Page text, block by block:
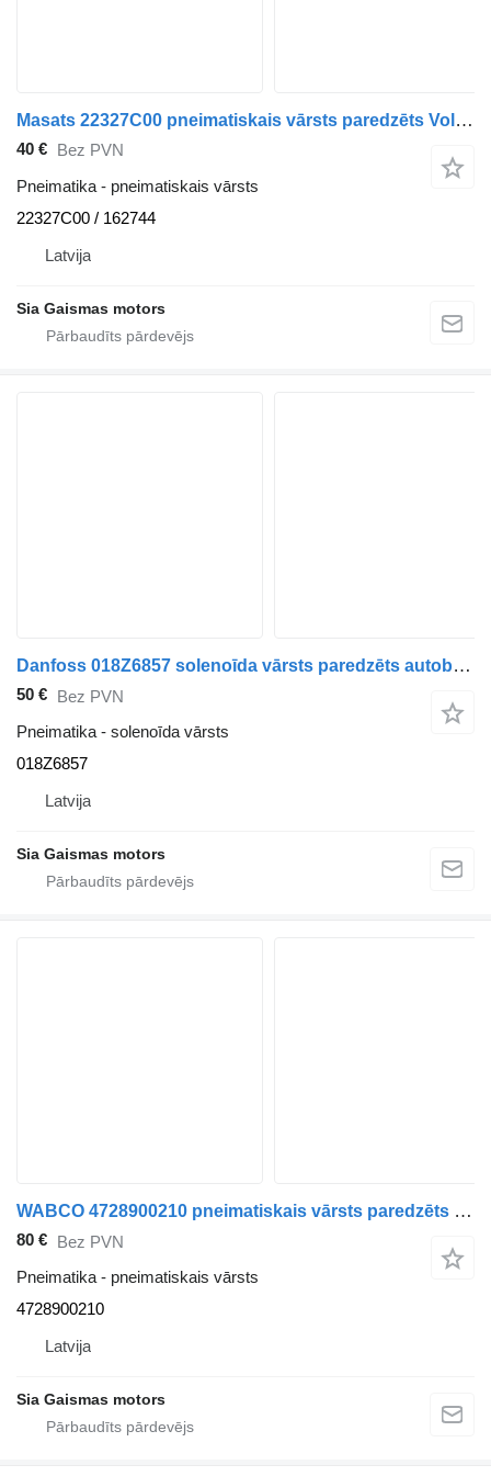
Masats 22327C00 pneimatiskais vārsts paredzēts Volvo B12 autobusa
40 €
Bez PVN
Pneimatika - pneimatiskais vārsts
22327C00 / 162744
Latvija
Sia Gaismas motors
Danfoss 018Z6857 solenoīda vārsts paredzēts autobusa
50 € Bez PVN
Pneimatika - solenoīda vārsts
018Z6857
Latvija
Sia Gaismas motors
WABCO 4728900210 pneimatiskais vārsts paredzēts Mercedes-Benz autobusa
80 € Bez PVN
Pneimatika - pneimatiskais vārsts
4728900210
Latvija
Sia Gaismas motors